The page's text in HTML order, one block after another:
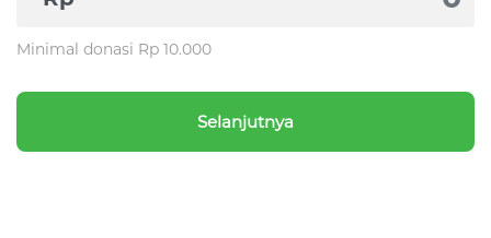
Minimal donasi Rp 10.000
Selanjutnya